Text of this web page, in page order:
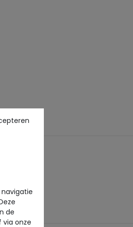
de
onze